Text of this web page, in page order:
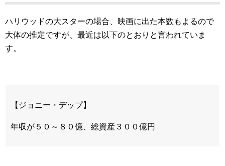
ハリウッドの大スターの場合、映画に出た本数もよるので
大体の推定ですが、最近は以下のとおりと言われていま
す。
【ジョニー・デップ】
年収が５０～８０億、総資産３００億円